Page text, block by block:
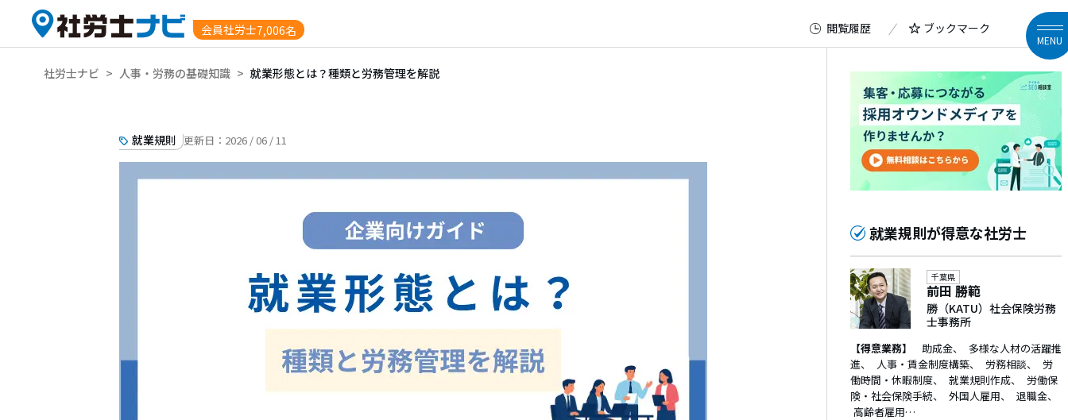
会員社労士7,006名 閲覧履歴 ブックマーク
MENU
社労士ナビ > 人事・労務の基礎知識 > 就業形態とは？種類と労務管理を解説
就業規則 更新日： 2026 / 06 / 11
就業規則が得意な社労士
前田 勝範
千葉県
勝（KATU）社会保険労務
士事務所
【得意業務】 助成金
多様な人材の活躍推
進
人事・賃金制度構築 労務相談
労
働時間・休暇制度
就業規則作成
労働保
険・社会保険手続
外国人雇用
退職金
高齢者雇用…